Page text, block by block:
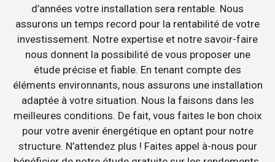
d’années votre installation sera rentable. Nous
assurons un temps record pour la rentabilité de votre
investissement. Notre expertise et notre savoir-faire
nous donnent la possibilité de vous proposer une
étude précise et fiable. En tenant compte des
éléments environnants, nous assurons une installation
adaptée à votre situation. Nous la faisons dans les
meilleures conditions. De fait, vous faites le bon choix
pour votre avenir énergétique en optant pour notre
structure. N’attendez plus ! Faites appel à-nous pour